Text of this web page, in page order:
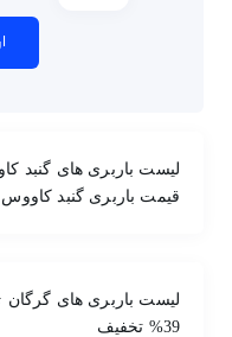
قیمت باربری گنبد کاووس
39% تخفیف